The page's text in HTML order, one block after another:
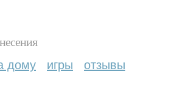
дому игры отзывы